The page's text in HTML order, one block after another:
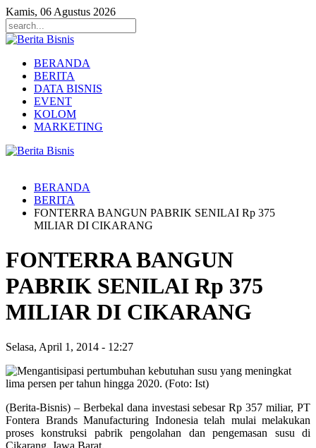
Kamis, 06 Agustus 2026
BERANDA
BERITA
DATA BISNIS
EVENT
KOLOM
MARKETING
BERANDA
BERITA
FONTERRA BANGUN PABRIK SENILAI Rp 375
MILIAR DI CIKARANG
FONTERRA BANGUN
PABRIK SENILAI Rp 375
MILIAR DI CIKARANG
Selasa, April 1, 2014 - 12:27
(Berita-Bisnis) – Berbekal dana investasi sebesar Rp 357 miliar, PT
Fontera Brands Manufacturing Indonesia telah mulai melakukan
proses konstruksi pabrik pengolahan dan pengemasan susu di
Cikarang, Jawa Barat.